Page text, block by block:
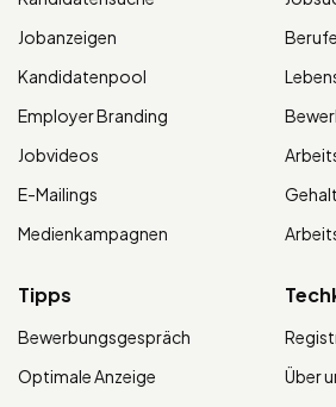
Jobanzeigen
Kandidatenpool
Employer Branding
Jobvideos
E-Mailings
Medienkampagnen
Berufe
Gehalt
Tipps
Bewerbungsgespräch
Optimale Anzeige
Über